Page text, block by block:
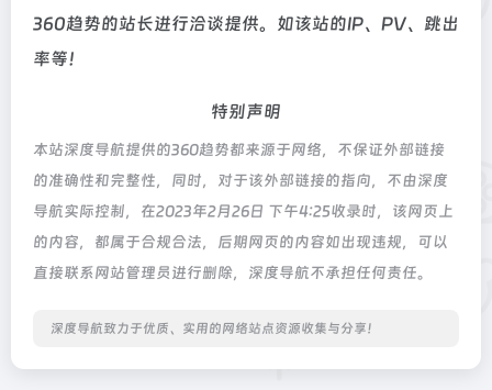
360趋势的站长进行洽谈提供。如该站的IP、PV、跳出
率等！
特别声明
本站深度导航提供的360趋势都来源于网络，不保证外部链接
的准确性和完整性，同时，对于该外部链接的指向，不由深度
导航实际控制，在2023年2月26日 下午4:25收录时，该网页上
的内容，都属于合规合法，后期网页的内容如出现违规，可以
直接联系网站管理员进行删除，深度导航不承担任何责任。
深度导航致力于优质、实用的网络站点资源收集与分享！